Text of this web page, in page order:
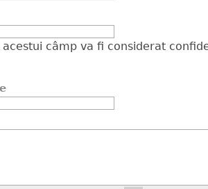
acestui câmp va fi considerat